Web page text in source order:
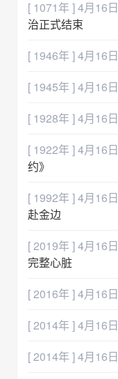
[ 1071年 ] 4月16日
治正式结束
[ 1946年 ] 4月16日
[ 1945年 ] 4月16日
[ 1928年 ] 4月16日
[ 1922年 ] 4月16日
约》
[ 1992年 ] 4月16日
赴金边
[ 2019年 ] 4月16日
完整心脏
[ 2016年 ] 4月16日
[ 2014年 ] 4月16日
[ 2014年 ] 4月16日